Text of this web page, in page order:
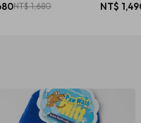
單格直徑 2.5 cm
退、換貨，拆封使用後
NT$ 1,680
NT$